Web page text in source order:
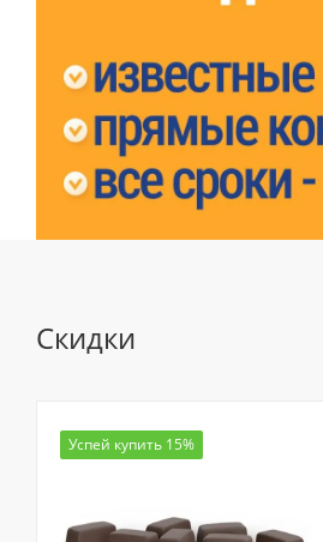
Скидки
Успей купить 15%